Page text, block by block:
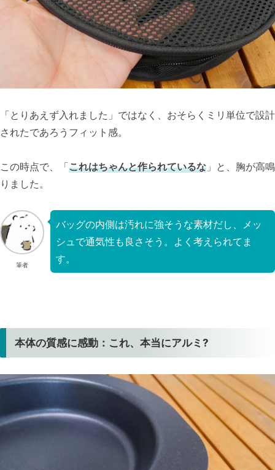
「とりあえず入れました」ではなく、おそらくミリ単位で設計
されたであろうフィット感。
この時点で、「これはちゃんと作られているな 」と、胸が高鳴
りました。
筆者
バッグの内側は汚れに強そうな素材だし、メッ
シュで通気性も良さそう。よく考えられてま
す。
本体の質感に感動：これ、本当にアルミ?